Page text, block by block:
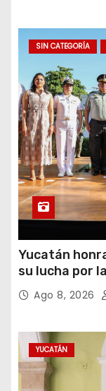
SIN CATEGORÍA
Yucatán
su lucha por
Ago 8, 2026
YUCATÁN